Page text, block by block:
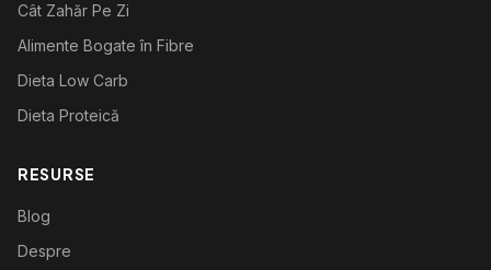
Cât Zahăr Pe Zi
Alimente Bogate în Fibre
Dieta Low Carb
Dieta Proteică
RESURSE
Blog
Despre